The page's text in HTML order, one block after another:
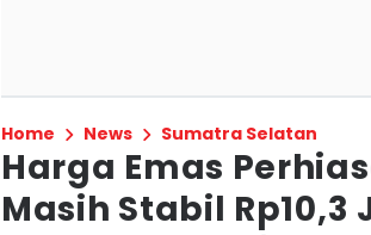
Home News Sumatra Selatan
Harga Emas
Masih Stabil Rp10,3